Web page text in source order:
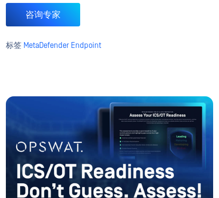
咨询专家
标签 MetaDefender Endpoint